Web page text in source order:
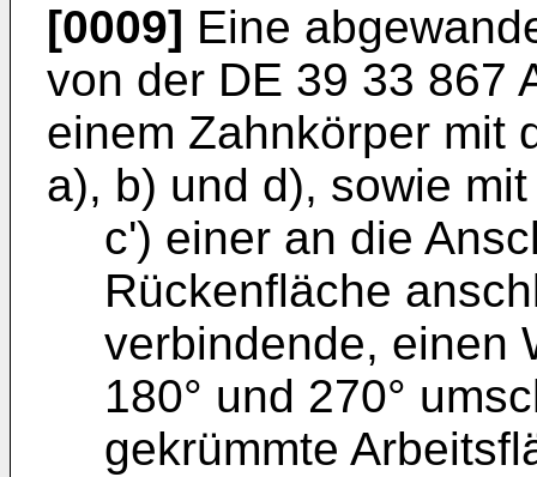
[0009] Eine
von der DE 39 33 867
einem Zahnkörper mit
a), b) und d), sowie mit
c') einer an die
Rückenfläche
verbindende, einen
180° und 270°
gekrümmte